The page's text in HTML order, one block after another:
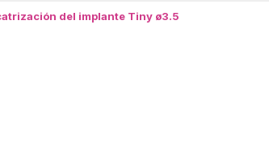
del implante Tiny ø3.5